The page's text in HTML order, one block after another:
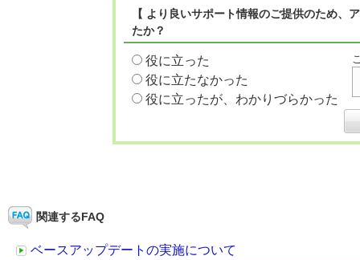
【 より良いサポート情報のご提供のため
たか？
役に立った
役に立たなかった
役に立ったが、わかりづらかった
関連するFAQ
ベースアップデートの実施について